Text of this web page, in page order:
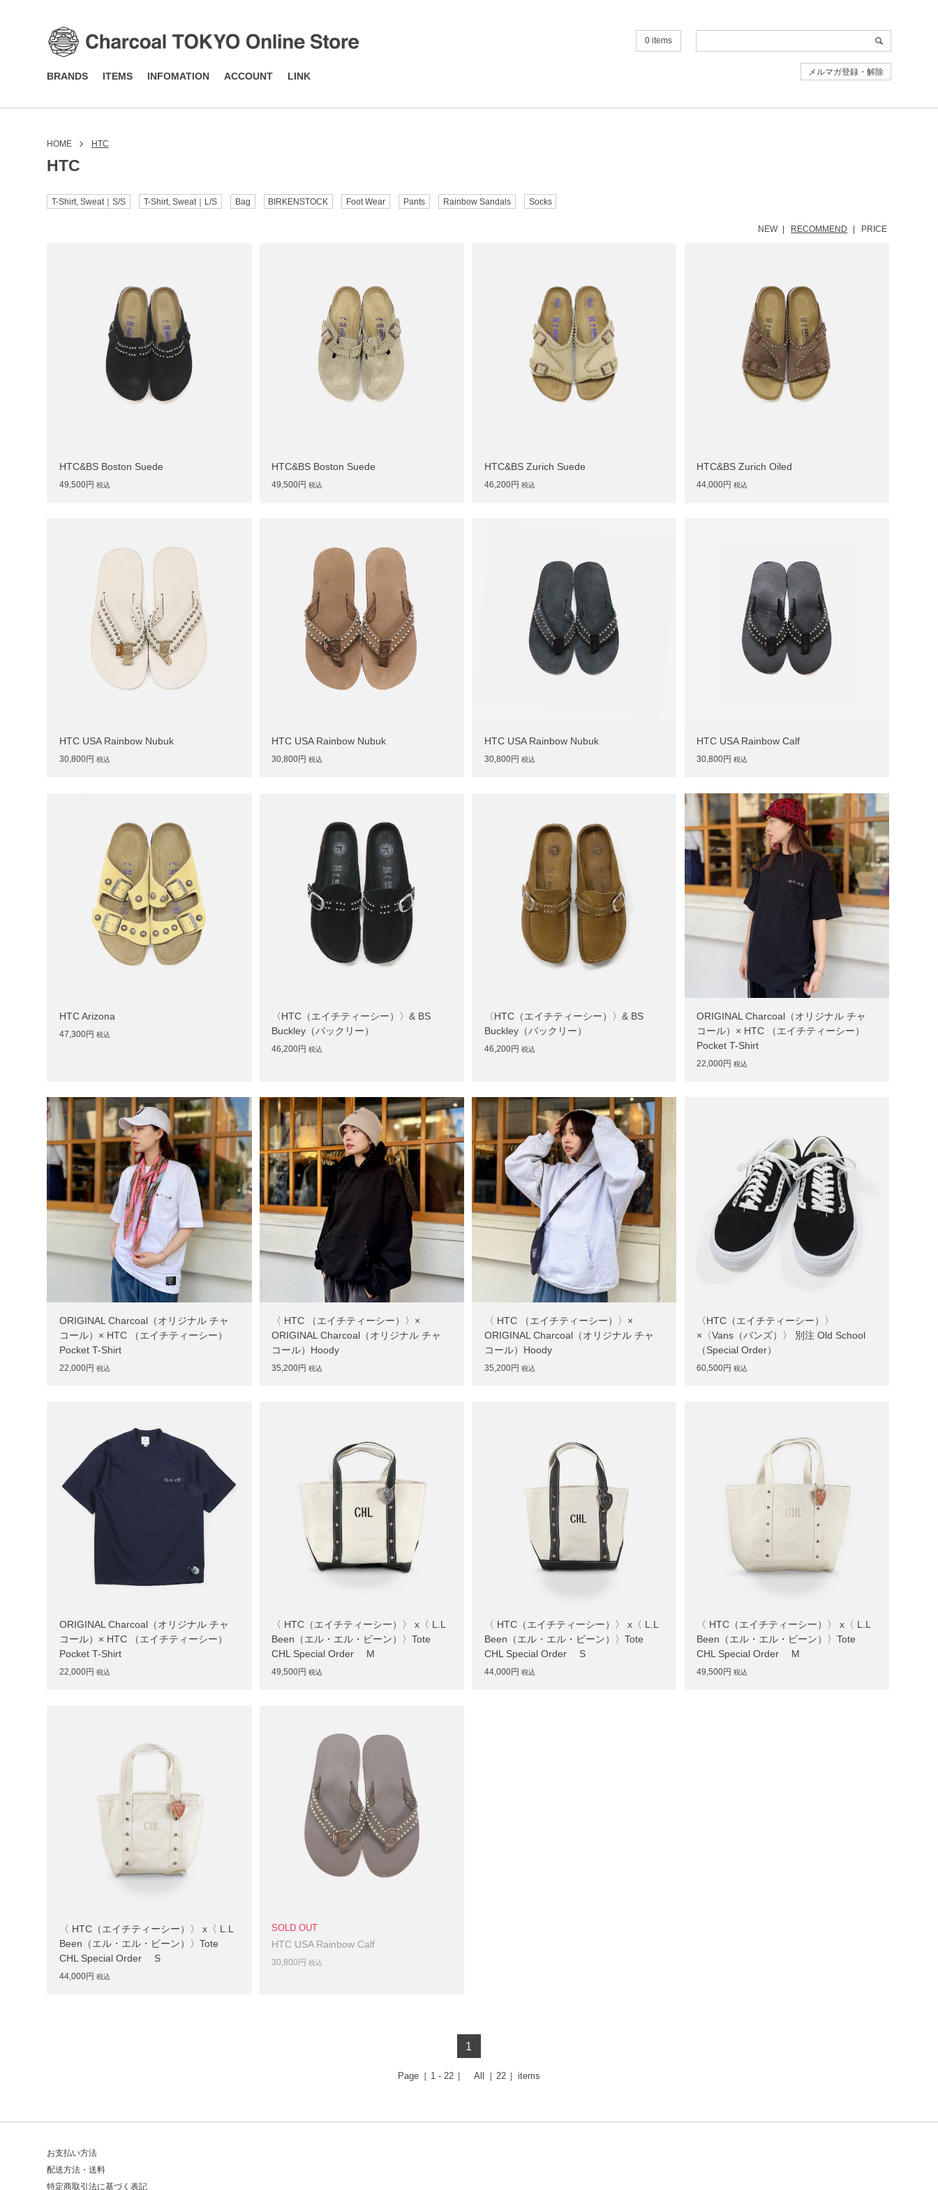
0 items
メルマガ登録・解除
BRANDS ITEMS INFOMATION ACCOUNT LINK
HOME HTC
HTC
T-Shirt, Sweat｜S/S T-Shirt, Sweat｜L/S Bag BIRKENSTOCK Foot Wear Pants Rainbow Sandals Socks
PRICE
RECOMMEND
NEW
HTC&BS Boston Suede
49,500円 税込
HTC&BS Boston Suede
49,500円 税込
HTC&BS Zurich Suede
46,200円 税込
HTC&BS Zurich Oiled
44,000円 税込
HTC USA Rainbow Nubuk
30,800円 税込
HTC USA Rainbow Nubuk
30,800円 税込
HTC USA Rainbow Nubuk
30,800円 税込
HTC USA Rainbow Calf
30,800円 税込
HTC Arizona
47,300円 税込
〈HTC（エイチティーシー）〉& BS
Buckley（バックリー）
46,200円 税込
〈HTC（エイチティーシー）〉& BS
Buckley（バックリー）
46,200円 税込
ORIGINAL Charcoal（オリジナル チャ
コール）× HTC （エイチティーシー）
Pocket T-Shirt
22,000円 税込
ORIGINAL Charcoal（オリジナル チャ
コール）× HTC （エイチティーシー）
Pocket T-Shirt
22,000円 税込
〈 HTC （エイチティーシー）〉×
ORIGINAL Charcoal（オリジナル チャ
コール）Hoody
35,200円 税込
〈 HTC （エイチティーシー）〉×
ORIGINAL Charcoal（オリジナル チャ
コール）Hoody
35,200円 税込
〈HTC（エイチティーシー）〉
×〈Vans（バンズ）〉 別注 Old School
（Special Order）
60,500円 税込
ORIGINAL Charcoal（オリジナル チャ
コール）× HTC （エイチティーシー）
Pocket T-Shirt
22,000円 税込
〈 HTC（エイチティーシー）〉 x〈 L.L
Been（エル・エル・ビーン）〉Tote
CHL Special Order M
49,500円 税込
〈 HTC（エイチティーシー）〉 x〈 L.L
Been（エル・エル・ビーン）〉Tote
CHL Special Order S
44,000円 税込
〈 HTC（エイチティーシー）〉 x〈 L.L
Been（エル・エル・ビーン）〉Tote
CHL Special Order M
49,500円 税込
〈 HTC（エイチティーシー）〉 x〈 L.L
Been（エル・エル・ビーン）〉Tote
CHL Special Order S
44,000円 税込
SOLD OUT
HTC USA Rainbow Calf
30,800円 税込
1
Page［ 1 - 22 ］ All［ 22 ］items
お支払い方法
配送方法・送料
特定商取引法に基づく表記